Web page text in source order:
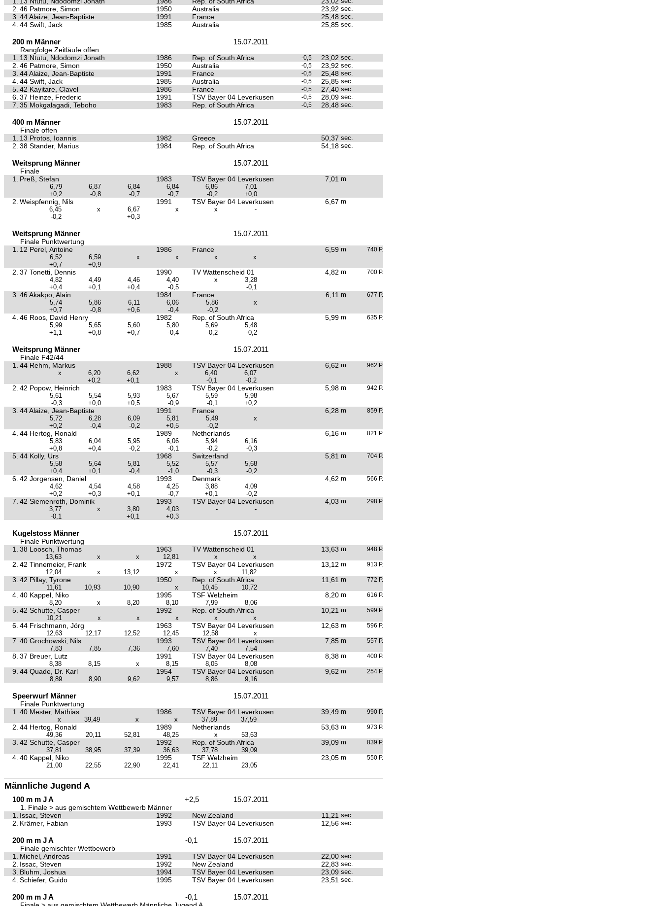
2. 46 Patmore, Simon 1950 Australia 23,92 sec.
3. 44 Alaize, Jean-Baptiste 1991 France 25,48 sec.
4. 44 Swift, Jack 1985 Australia 25,85 sec.
200 m Männer 15.07.2011
Rangfolge Zeitläufe offen
1.
13 Ntutu, Ndodomzi Jonath 1986 Rep. of South Africa -0,5 23,02 sec.
2. 46 Patmore, Simon 1950 Australia -0,5 23,92 sec.
3. 44 Alaize, Jean-Baptiste 1991 France -0,5 25,48 sec.
4. 44 Swift, Jack 1985 Australia -0,5 25,85 sec.
5. 42 Kayitare, Clavel 1986 France -0,5 27,40 sec.
6. 37 Heinze, Frederic 1991 TSV Bayer 04 Leverkusen -0,5 28,09 sec.
7. 35 Mokgalagadi, Teboho 1983 Rep. of South Africa -0,5 28,48 sec.
400 m Männer 15.07.2011
Finale offen
1.
13 Protos, Ioannis 1982 Greece 50,37 sec.
2. 38 Stander, Marius 1984 Rep. of South Africa 54,18 sec.
Weitsprung Männer 15.07.2011
Finale
1.
Preß, Stefan 1983 TSV Bayer 04 Leverkusen 7,01 m
6,79
6,87 6,84 6,84 6,86
7,01
+0,2
-0,8 -0,7 -0,7 -0,2 +0,0
2. Weispfennig, Nils 1991 TSV Bayer 04 Leverkusen 6,67 m
6,45
x 6,67 x x
-
-0,2
+0,3
Weitsprung Männer 15.07.2011
Finale Punktwertung
1.
12 Perel, Antoine 1986 France 6,59 m 740 P.
6,52 6,59 x x x
x
+0,7
+0,9
2. 37 Tonetti, Dennis 1990 TV Wattenscheid 01 4,82 m 700 P.
4,82 4,49 4,46 4,40 x
3,28
+0,4
+0,1 +0,4 -0,5 -0,1
3. 46 Akakpo, Alain 1984 France 6,11 m 677 P.
5,74 5,86 6,11 6,06 5,86
x
+0,7
-0,8 +0,6 -0,4 -0,2
4. 46 Roos, David Henry 1982 Rep. of South Africa 5,99 m 635 P.
5,99 5,65 5,60 5,80 5,69
5,48
+1,1
+0,8 +0,7 -0,4 -0,2 -0,2
Weitsprung Männer 15.07.2011
Finale F42/44
1.
44 Rehm, Markus 1988 TSV Bayer 04 Leverkusen 6,62 m 962 P.
x 6,20 6,62 x 6,40
6,07
+0,2
+0,1 -0,1 -0,2
2. 42 Popow, Heinrich 1983 TSV Bayer 04 Leverkusen 5,98 m 942 P.
5,61 5,54 5,93 5,67 5,59
5,98
-0,3
+0,0 +0,5 -0,9 -0,1 +0,2
3. 44 Alaize, Jean-Baptiste 1991 France 6,28 m 859 P.
5,72 6,28 6,09 5,81 5,49
x
+0,2
-0,4 -0,2 +0,5 -0,2
4. 44 Hertog, Ronald 1989 Netherlands 6,16 m 821 P.
5,83 6,04 5,95 6,06 5,94
6,16
+0,8
+0,4 -0,2 -0,1 -0,2 -0,3
5. 44 Kolly, Urs 1968 Switzerland 5,81 m 704 P.
5,58 5,64 5,81 5,52 5,57
5,68
+0,4
+0,1 -0,4 -1,0 -0,3 -0,2
6. 42 Jorgensen, Daniel 1993 Denmark 4,62 m 566 P.
4,62 4,54 4,58 4,25 3,88
4,09
+0,2
+0,3 +0,1 -0,7 +0,1 -0,2
7. 42 Siemenroth, Dominik 1993 TSV Bayer 04 Leverkusen 4,03 m 298 P.
3,77 x 3,80 4,03 -
-
-0,1
+0,1 +0,3
Kugelstoss Männer 15.07.2011
Finale Punktwertung
1.
38 Loosch, Thomas 1963 TV Wattenscheid 01 13,63 m 948 P.
13,63 x x 12,81 x x
2. 42 Tinnemeier, Frank 1972 TSV Bayer 04 Leverkusen 13,12 m 913 P.
12,04 x 13,12 x x 11,82
3. 42 Pillay, Tyrone 1950 Rep. of South Africa 11,61 m 772 P.
11,61 10,93 10,90 x 10,45 10,72
4. 40 Kappel, Niko 1995 TSF Welzheim 8,20 m 616 P.
8,20 x 8,20 8,10 7,99 8,06
5. 42 Schutte, Casper 1992 Rep. of South Africa 10,21 m 599 P.
10,21 x x x x x
6. 44 Frischmann, Jörg 1963 TSV Bayer 04 Leverkusen 12,63 m 596 P.
12,63 12,17 12,52 12,45 12,58 x
7. 40 Grochowski, Nils 1993 TSV Bayer 04 Leverkusen 7,85 m 557 P.
7,83 7,85 7,36 7,60 7,40 7,54
8. 37 Breuer, Lutz 1991 TSV Bayer 04 Leverkusen 8,38 m 400 P.
8,38 8,15 x 8,15 8,05 8,08
9. 44 Quade, Dr. Karl 1954 TSV Bayer 04 Leverkusen 9,62 m 254 P.
8,89 8,90 9,62 9,57 8,86 9,16
Speerwurf Männer 15.07.2011
Finale Punktwertung
1.
40 Mester, Mathias 1986 TSV Bayer 04 Leverkusen 39,49 m 990 P.
x 39,49 x x 37,89 37,59
2. 44 Hertog, Ronald 1989 Netherlands 53,63 m 973 P.
49,36 20,11 52,81 48,25 x 53,63
3. 42 Schutte, Casper 1992 Rep. of South Africa 39,09 m 839 P.
37,81 38,95 37,39 36,63 37,78 39,09
4. 40 Kappel, Niko 1995 TSF Welzheim 23,05 m 550 P.
21,00 22,55 22,90 22,41 22,11 23,05
Männliche Jugend A
100 m m J A +2,5 15.07.2011
1. Finale > aus gemischtem Wettbewerb Männer
1.
Issac, Steven 1992 New Zealand 11,21 sec.
2. Krämer, Fabian 1993 TSV Bayer 04 Leverkusen 12,56 sec.
200 m m J A -0,1 15.07.2011
Finale gemischter Wettbewerb
1.
Michel, Andreas 1991 TSV Bayer 04 Leverkusen 22,00 sec.
2. Issac, Steven 1992 New Zealand 22,83 sec.
3. Bluhm, Joshua 1994 TSV Bayer 04 Leverkusen 23,09 sec.
4. Schiefer, Guido 1995 TSV Bayer 04 Leverkusen 23,51 sec.
200 m m J A -0,1 15.07.2011